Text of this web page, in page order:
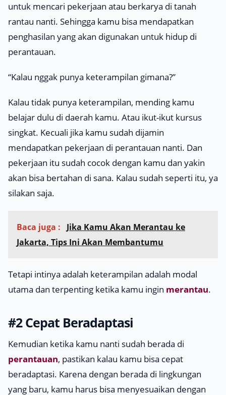
untuk mencari pekerjaan atau berkarya di tanah
rantau nanti. Sehingga kamu bisa mendapatkan
penghasilan yang akan digunakan untuk hidup di
perantauan.
“Kalau nggak punya keterampilan gimana?”
Kalau tidak punya keterampilan, mending kamu
belajar dulu di daerah kamu. Atau ikut-ikut kursus
singkat. Kecuali jika kamu sudah dijamin
mendapatkan pekerjaan di perantauan nanti. Dan
pekerjaan itu sudah cocok dengan kamu dan yakin
akan bisa bertahan di sana. Kalau sudah seperti itu, ya
silakan saja.
Baca juga : Jika Kamu Akan Merantau ke
Jakarta, Tips Ini Akan Membantumu
Tetapi intinya adalah keterampilan adalah modal
utama dan terpenting ketika kamu ingin merantau.
#2 Cepat Beradaptasi
Kemudian ketika kamu nanti sudah berada di
perantauan, pastikan kalau kamu bisa cepat
beradaptasi. Karena dengan berada di lingkungan
yang baru, kamu harus bisa menyesuaikan dengan